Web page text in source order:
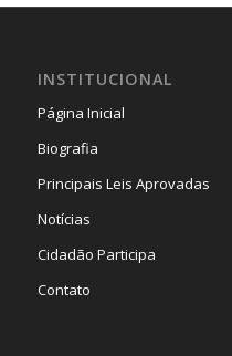
INSTITUCIONAL
Página Inicial
Biografia
Principais Leis Aprovadas
Notícias
Cidadão Participa
Contato